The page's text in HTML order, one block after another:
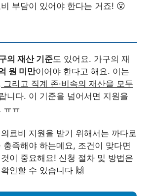
부담이 있어야 한다는 거죠! 😮
의 재산 기준도 있어요. 가구의 재
원 미만이어야 한다고 해요. 이는
리고 직계 존·비속의 재산을 모두
니다. 이 기준을 넘어서면 지원을
ㅠㅠ
료비 지원을 받기 위해서는 까다로
충족해야 하는데요, 조건이 맞다면
이 중요해요! 신청 절차 및 방법은
인할 수 있습니다 🙌